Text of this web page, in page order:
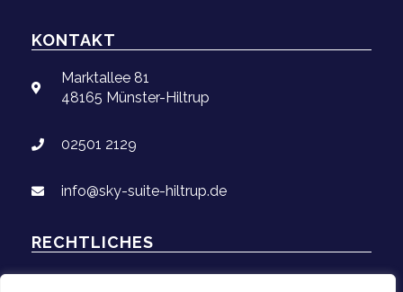
KONTAKT
Marktallee 81
48165 Münster-Hiltrup
02501 2129
info@sky-suite-hiltrup.de
RECHTLICHES